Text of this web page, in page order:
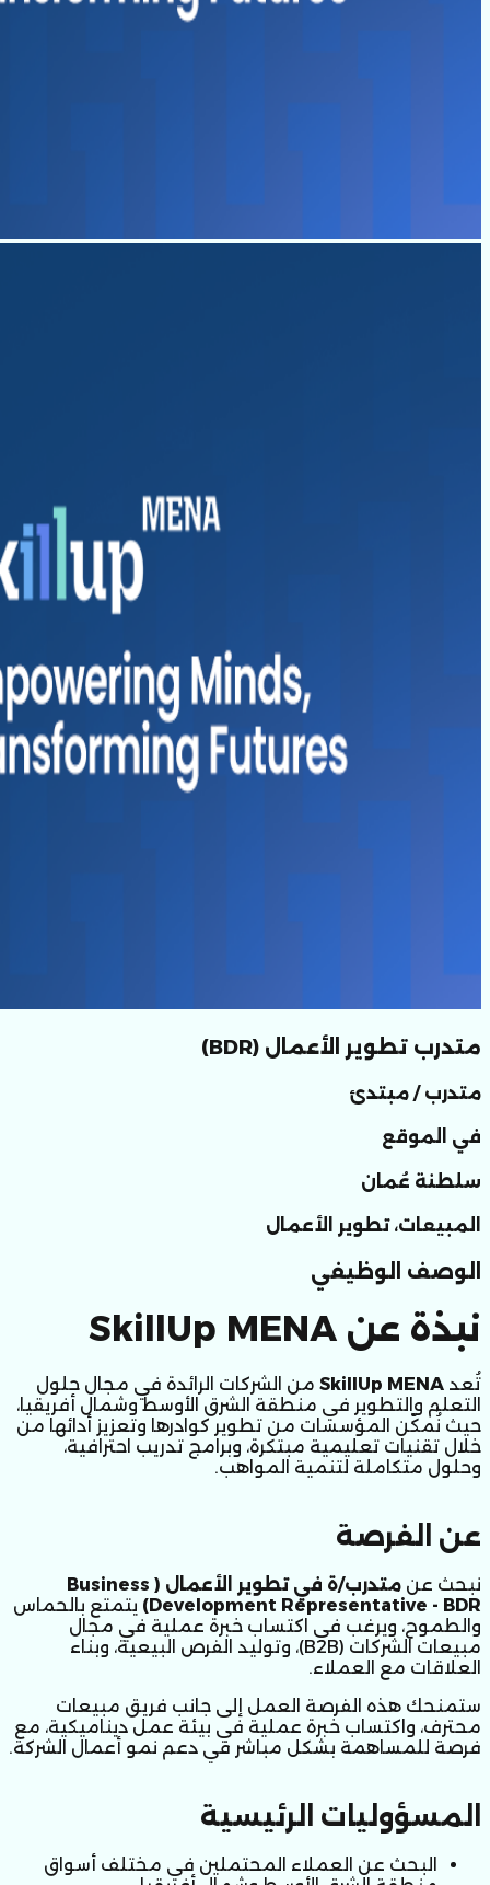
متدرب تطوير الأعمال (BDR)
متدرب / مبتدئ
في الموقع
سلطنة عُمان
المبيعات، تطوير الأعمال
الوصف الوظيفي
نبذة عن SkillUp MENA
تُعد SkillUp MENA
وحلول متكاملة لتنمية المواهب.
عن الفرصة
نبحث عن
متدرب/ة في تطوير الأعمال (Business
Development Representative - BDR)
العلاقات مع العملاء.
فرصة للمساهمة بشكل مباشر في دعم نمو أعمال الشركة.
المسؤوليات الرئيسية